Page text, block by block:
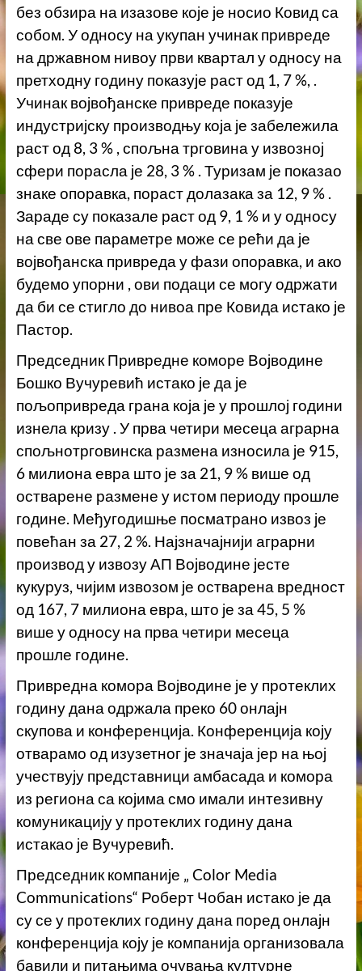
без обзира на изазове које је носио Ковид са
собом. У односу на укупан учинак привреде
на државном нивоу први квартал у односу на
претходну годину показује раст од 1, 7 %, .
Учинак војвођанске привреде показује
индустријску производњу која је забележила
раст од 8, 3 % , спољна трговина у извозној
сфери порасла је 28, 3 % . Туризам је показао
знаке опоравка, пораст долазака за 12, 9 % .
Зараде су показале раст од 9, 1 % и у односу
на све ове параметре може се рећи да је
војвођанска привреда у фази опоравка, и ако
будемо упорни , ови подаци се могу одржати
да би се стигло до нивоа пре Ковида истако је
Пастор.
Председник Привредне коморе Војводине
Бошко Вучуревић истако је да је
пољопривреда грана која је у прошлој години
изнела кризу . У прва четири месеца аграрна
спољнотрговинска размена износила је 915,
6 милиона евра што је за 21, 9 % више од
остварене размене у истом периоду прошле
године. Међугодишње посматрано извоз је
повећан за 27, 2 %. Најзначајнији аграрни
производ у извозу АП Војводине јесте
кукуруз, чијим извозом је остварена вредност
од 167, 7 милиона евра, што је за 45, 5 %
више у односу на прва четири месеца
прошле године.
Привредна комора Војводине је у протеклих
годину дана одржала преко 60 онлајн
скупова и конференција. Конференција коју
отварамо од изузетног је значаја јер на њој
учествују представници амбасада и комора
из региона са којима смо имали интезивну
комуникацију у протеклих годину дана
истакао је Вучуревић.
Председник компаније „ Color Media
Communications“ Роберт Чобан истако је да
су се у протеклих годину дана поред онлајн
конференција коју је компанија организовала
бавили и питањима очувања културне